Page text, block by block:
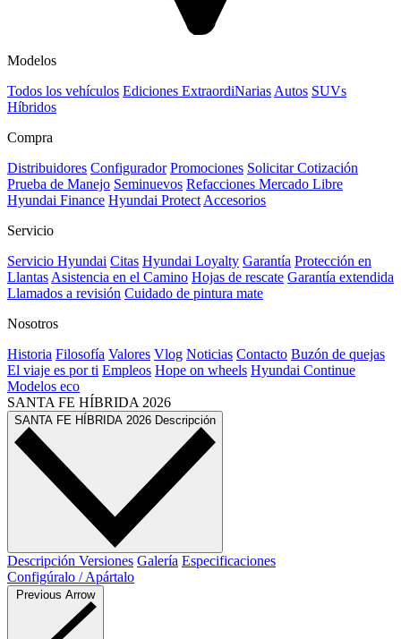
Modelos
Todos los vehículos Ediciones ExtraordiNarias Autos SUVs
Híbridos
Compra
Distribuidores Configurador Promociones Solicitar Cotización
Prueba de Manejo Seminuevos Refacciones Mercado Libre
Hyundai Finance Hyundai Protect Accesorios
Servicio
Servicio Hyundai Citas Hyundai Loyalty Garantía Protección en
Llantas Asistencia en el Camino Hojas de rescate Garantía extendida
Llamados a revisión Cuidado de pintura mate⁠
Nosotros
Historia Filosofía Valores Vlog Noticias Contacto Buzón de quejas
El viaje es por ti Empleos Hope on wheels Hyundai Continue
Modelos eco
SANTA FE HÍBRIDA 2026
SANTA FE HÍBRIDA 2026 Descripción
Descripción Versiones Galería Especificaciones
Configúralo / Apártalo
Previous Arrow